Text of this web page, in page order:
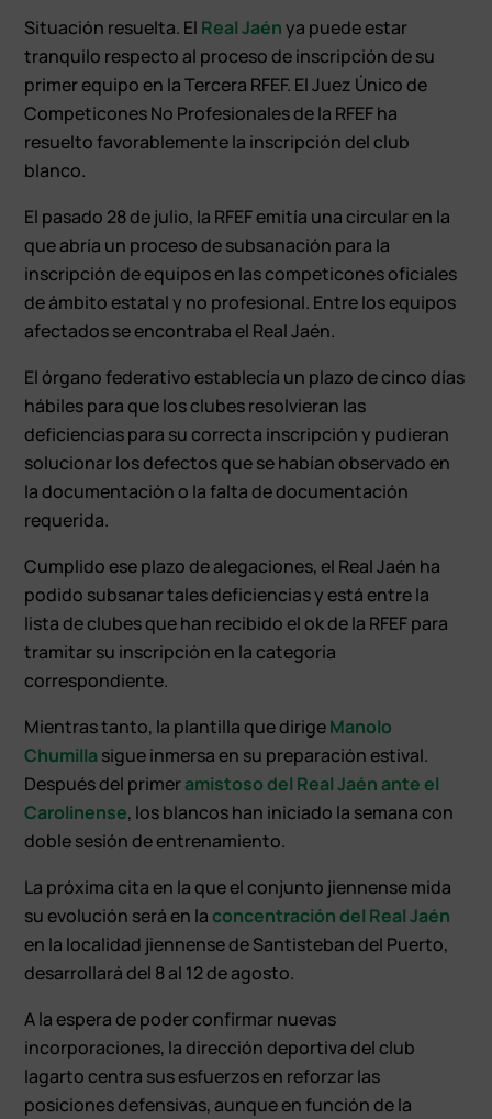
Situación resuelta. El Real Jaénya puede estar
tranquilo respecto al proceso de inscripción de su
primer equipo en la Tercera RFEF. El Juez Único de
Competicones No Profesionales de la RFEF ha
resuelto favorablemente la inscripción del club
blanco.
El pasado 28 de julio, la RFEF emitía una circular en la
que abría un proceso de subsanación para la
inscripción de equipos en las competicones oficiales
de ámbito estatal y no profesional. Entre los equipos
afectados se encontraba el Real Jaén.
El órgano federativo establecía un plazo de cinco días
hábiles para que los clubes resolvieran las
deficiencias para su correcta inscripción y pudieran
solucionar los defectos que se habían observado en
la documentación o la falta de documentación
requerida.
Cumplido ese plazo de alegaciones, el Real Jaén ha
podido subsanar tales deficiencias y está entre la
lista de clubes que han recibido el ok de la RFEF para
tramitar su inscripción en la categoría
correspondiente.
Mientras tanto, la plantilla que dirigeManolo
Chumilla sigue inmersa en su preparación estival.
Después del primeramistoso del Real Jaén ante el
Carolinense, los blancos han iniciado la semana con
doble sesión de entrenamiento.
La próxima cita en la que el conjunto jiennense mida
su evolución será en laconcentración del Real Jaén
en la localidad jiennense de Santisteban del Puerto,
desarrollará del 8 al 12 de agosto.
A la espera de poder confirmar nuevas
incorporaciones, la dirección deportiva del club
lagarto centra sus esfuerzos en reforzar las
posiciones defensivas, aunque en función de la